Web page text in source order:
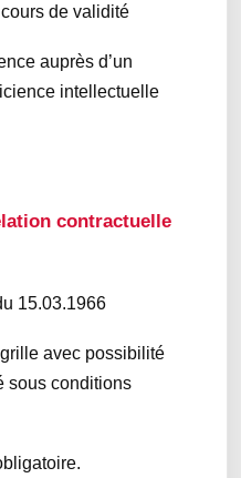
de validité
auprès d’un
intellectuelle
contractuelle
15.03.1966
avec possibilité
sous conditions